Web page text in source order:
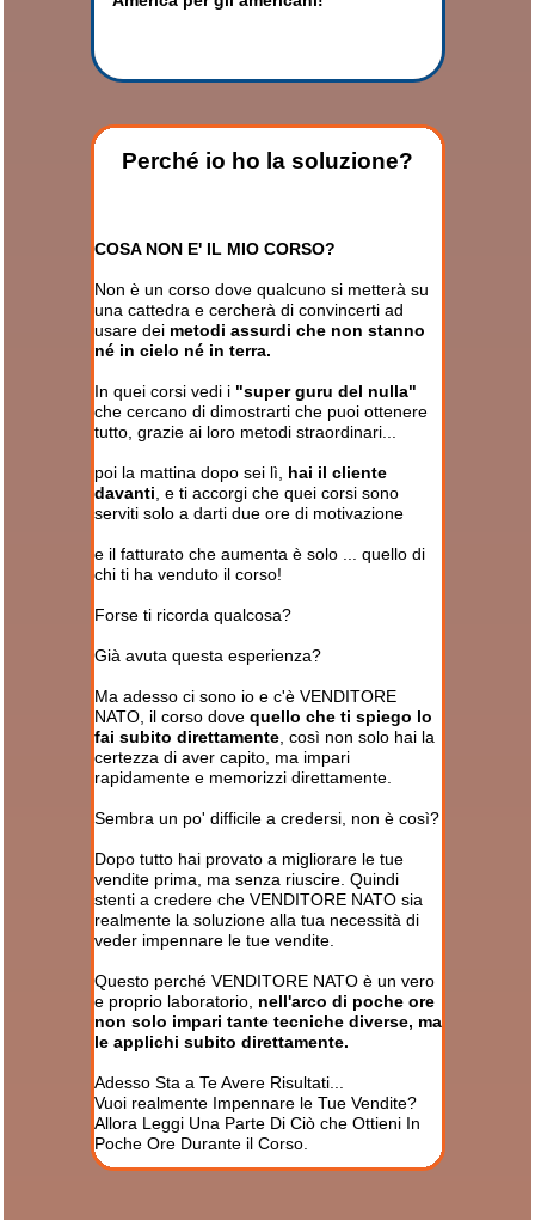
Perché io ho la soluzione?
COSA NON E' IL MIO CORSO?
Non è un corso dove qualcuno si metterà su
una cattedra e cercherà di convincerti ad
usare dei metodi assurdi che non stanno
né in cielo né in terra.
In quei corsi vedi i "super guru del nulla"
che cercano di dimostrarti che puoi ottenere
tutto, grazie ai loro metodi straordinari...
poi la mattina dopo sei lì, hai il cliente
davanti , e ti accorgi che quei corsi sono
serviti solo a darti due ore di motivazione
e il fatturato che aumenta è solo ... quello di
chi ti ha venduto il corso!
Forse ti ricorda qualcosa?
Già avuta questa esperienza?
Ma adesso ci sono io e c'è VENDITORE
NATO, il corso dove quello che ti spiego lo
fai subito direttamente, così non solo hai la
certezza di aver capito, ma impari
rapidamente e memorizzi direttamente.
Sembra un po' difficile a credersi, non è così?
Dopo tutto hai provato a migliorare le tue
vendite prima, ma senza riuscire. Quindi
stenti a credere che VENDITORE NATO sia
realmente la soluzione alla tua necessità di
veder impennare le tue vendite.
Questo perché VENDITORE NATO è un vero
e proprio laboratorio, nell'arco di poche ore
non solo impari tante tecniche diverse, ma
le applichi subito direttamente.
Adesso Sta a Te Avere Risultati...
Vuoi realmente Impennare le Tue Vendite?
Allora Leggi Una Parte Di Ciò che Ottieni In
Poche Ore Durante il Corso.